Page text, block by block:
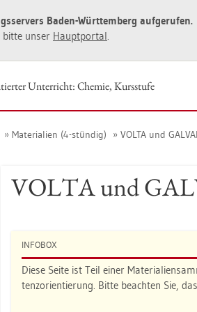
Baden-Würt­tem­berg auf­ge­ru­fen.
bitte unser Haupt­por­tal.
Un­ter­richt: Che­mie, Kurs­stu­fe
Ma­te­ria­li­en (4-stün­dig) VOLTA und
VOLTA und
IN­FO­BOX
Diese Seite ist Teil einer
tenz­ori­en­tie­rung. Bitte be­ach­ten Sie,